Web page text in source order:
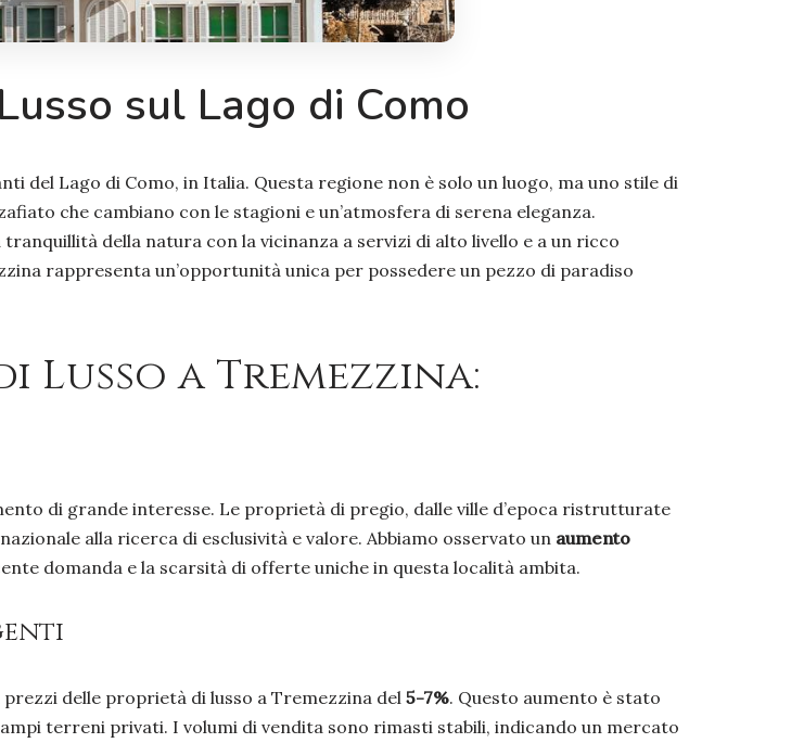
sul Lago di Como
del Lago di Como, in Italia. Questa regione non è solo un luogo, ma uno stile di
che cambiano con le stagioni e un’atmosfera di serena eleganza.
della natura con la vicinanza a servizi di alto livello e a un ricco
rappresenta un’opportunità unica per possedere un pezzo di paradiso
a Tremezzina:
di grande interesse. Le proprietà di pregio, dalle ville d’epoca ristrutturate
alla ricerca di esclusività e valore. Abbiamo osservato un aumento
domanda e la scarsità di offerte uniche in questa località ambita.
delle proprietà di lusso a Tremezzina del 5-7%. Questo aumento è stato
terreni privati. I volumi di vendita sono rimasti stabili, indicando un mercato